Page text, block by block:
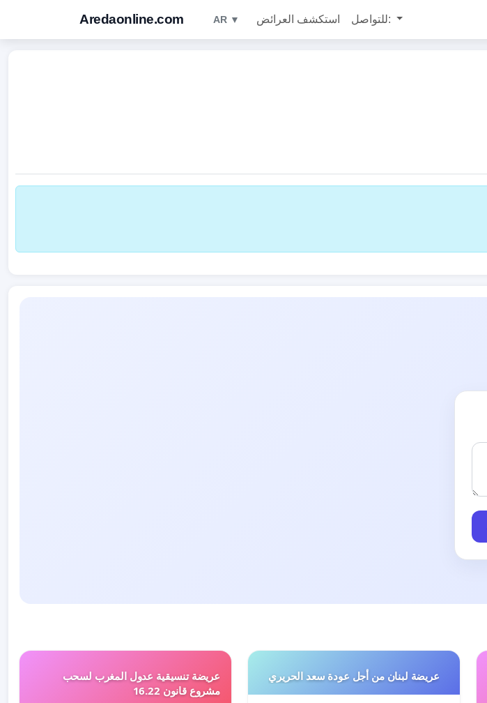
Aredaonline.com AR ▼ استكشف العرائض للتواصل:
عريضة لبنان من أجل عودة سعد الحريري
عريضة تنسيقية عدول المغرب لسحب
مشروع قانون 16.22